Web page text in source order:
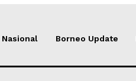
Nasional Borneo Update